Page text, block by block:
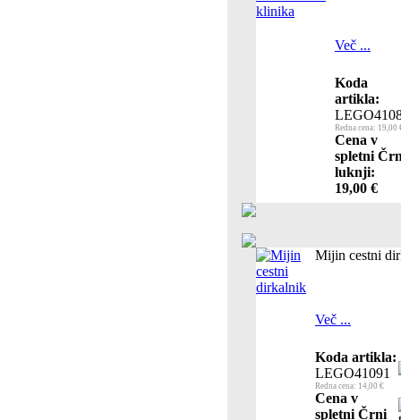
Več ...
Koda
artikla:
Redna cena: 19,00
Cena v
spletni
luknji:
19,00 €
Mijin cestni
Več ...
Koda artikla:
LEGO41091
Redna cena: 14,00 €
Cena v
spletni Črni